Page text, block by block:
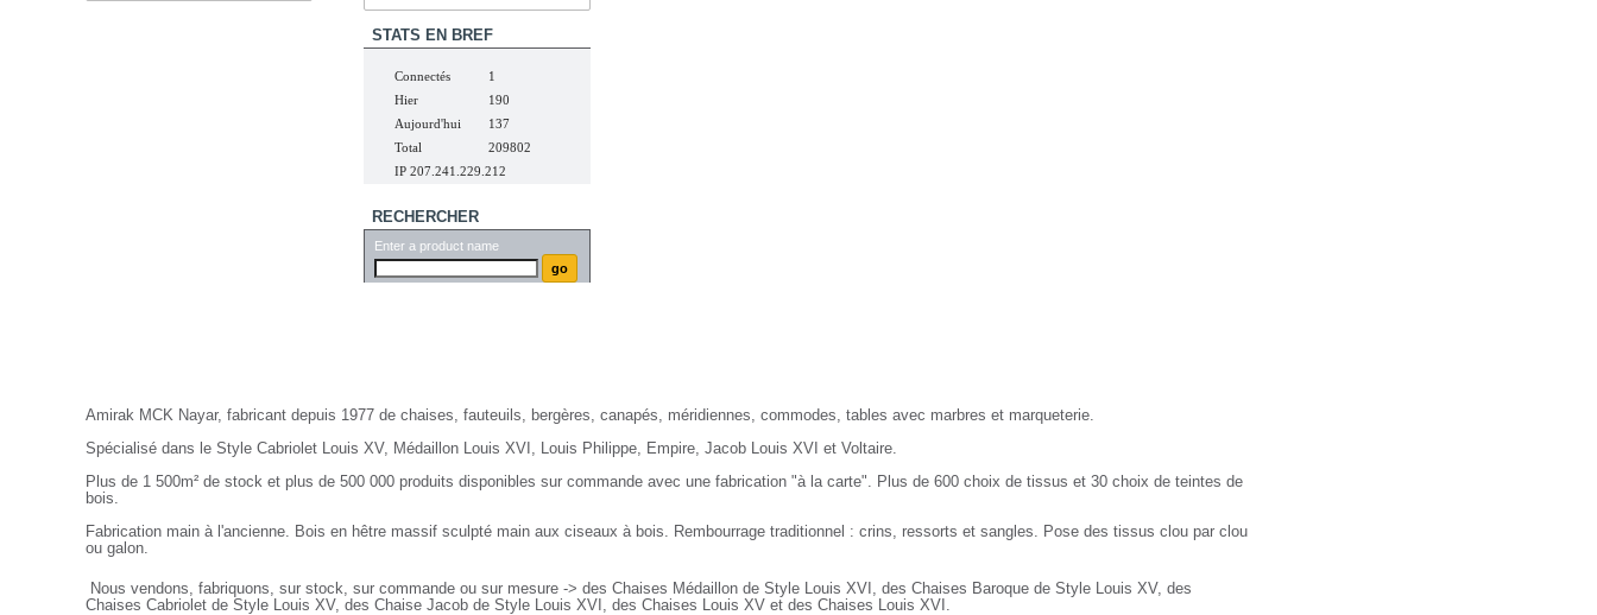
STATS EN BREF
Connectés
1
Hier
190
Aujourd'hui
137
Total
209802
IP 207.241.229.212
RECHERCHER
Enter a product name
Amirak MCK Nayar, fabricant depuis 1977 de chaises, fauteuils, bergères, canapés, méridiennes, commodes, tables avec marbres et marqueterie.
Spécialisé dans le Style Cabriolet Louis XV, Médaillon Louis XVI, Louis Philippe, Empire, Jacob Louis XVI et Voltaire.
Plus de 1 500m² de stock et plus de 500 000 produits disponibles sur commande avec une fabrication "à la carte". Plus de 600 choix de tissus et 30 choix de teintes de
bois.
Fabrication main à l'ancienne. Bois en hêtre massif sculpté main aux ciseaux à bois. Rembourrage traditionnel : crins, ressorts et sangles. Pose des tissus clou par clou
ou galon.
Nous vendons, fabriquons, sur stock, sur commande ou sur mesure -> des Chaises Médaillon de Style Louis XVI, des Chaises Baroque de Style Louis XV, des
Chaises Cabriolet de Style Louis XV, des Chaise Jacob de Style Louis XVI, des Chaises Louis XV et des Chaises Louis XVI.